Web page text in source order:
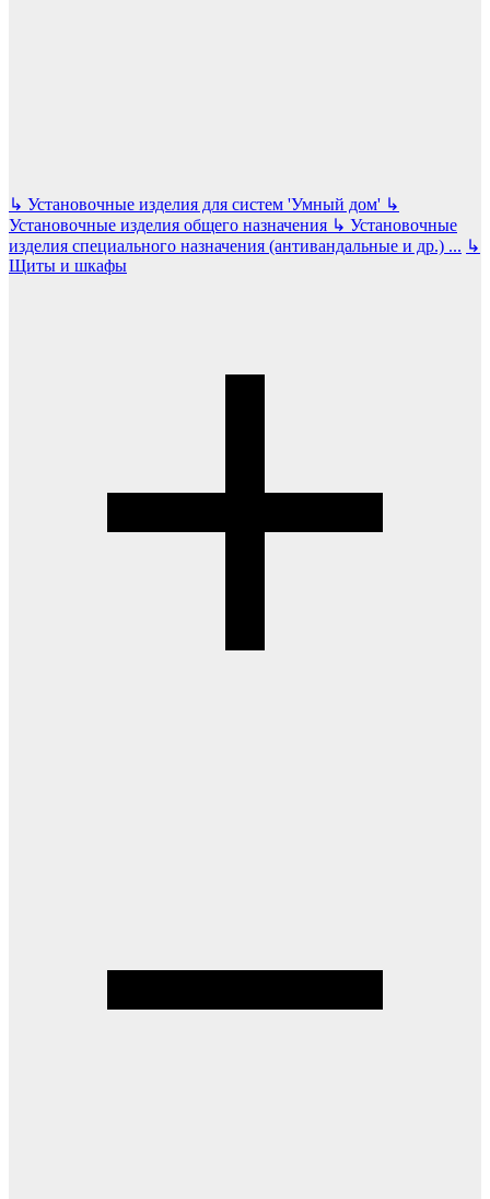
↳ Установочные изделия для систем 'Умный дом' ↳
Установочные изделия общего назначения ↳ Установочные
изделия специального назначения (антивандальные и др.) ... ↳
Щиты и шкафы